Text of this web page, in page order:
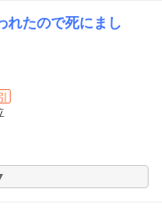
れたので死にまし